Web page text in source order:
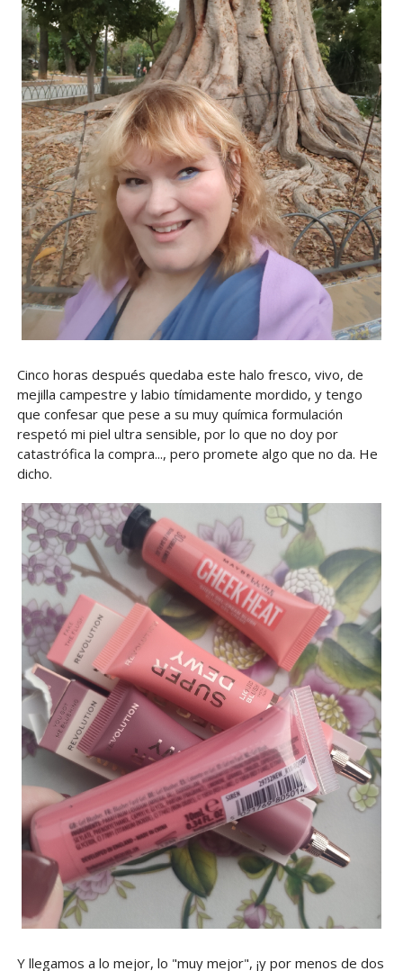
Cinco horas después quedaba este halo fresco, vivo, de
mejilla campestre y labio tímidamente mordido, y tengo
que confesar que pese a su muy química formulación
respetó mi piel ultra sensible, por lo que no doy por
catastrófica la compra..., pero promete algo que no da. He
dicho.
Y llegamos a lo mejor, lo "muy mejor", ¡y por menos de dos